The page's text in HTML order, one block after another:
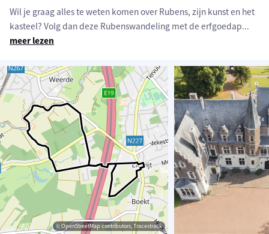
Wil je graag alles te weten komen over Rubens, zijn kunst en het
kasteel? Volg dan deze Rubenswandeling met de erfgoedap...
meer lezen
© OpenStreetMap contributors, Tracestrack